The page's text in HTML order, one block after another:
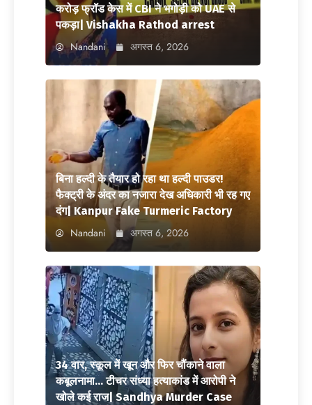
करोड़ फ्रॉड केस में CBI ने भगोड़ी को UAE से
पकड़ा| Vishakha Rathod arrest
Nandani अगस्त 6, 2026
बिना हल्दी के तैयार हो रहा था हल्दी पाउडर!
फैक्ट्री के अंदर का नजारा देख अधिकारी भी रह गए
दंग| Kanpur Fake Turmeric Factory
Nandani अगस्त 6, 2026
34 वार, स्कूल में खून और फिर चौंकाने वाला
कबूलनामा… टीचर संध्या हत्याकांड में आरोपी ने
खोले कई राज| Sandhya Murder Case